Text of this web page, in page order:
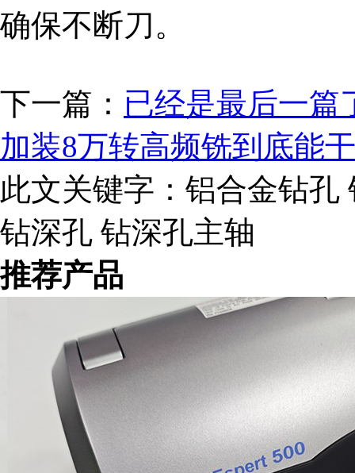
确保不断刀。
下一篇： 已经是最后一篇
加装8万转高频铣到底能
此文关键字： 铝合金钻孔
钻深孔 钻深孔主轴
推荐产品